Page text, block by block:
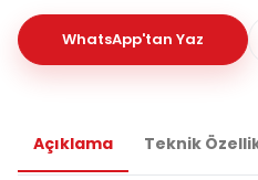
WhatsApp'tan Yaz
Açıklama Teknik